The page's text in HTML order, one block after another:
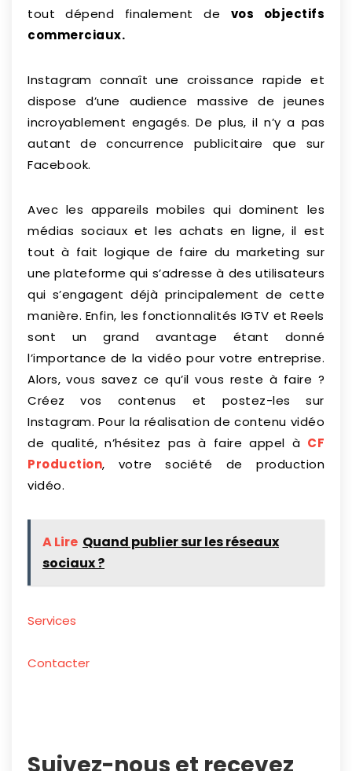
tout dépend finalement de vos objectifs
commerciaux.
Instagram connaît une croissance rapide et
dispose d’une audience massive de jeunes
incroyablement engagés. De plus, il n’y a pas
autant de concurrence publicitaire que sur
Facebook.
Avec les appareils mobiles qui dominent les
médias sociaux et les achats en ligne, il est
tout à fait logique de faire du marketing sur
une plateforme qui s’adresse à des utilisateurs
qui s’engagent déjà principalement de cette
manière. Enfin, les fonctionnalités IGTV et Reels
sont un grand avantage étant donné
l’importance de la vidéo pour votre entreprise.
Alors, vous savez ce qu’il vous reste à faire ?
Créez vos contenus et postez-les sur
Instagram. Pour la réalisation de contenu vidéo
de qualité, n’hésitez pas à faire appel à CF
Production, votre société de production
vidéo.
A Lire Quand publier sur les réseaux
sociaux ?
Services
Contacter